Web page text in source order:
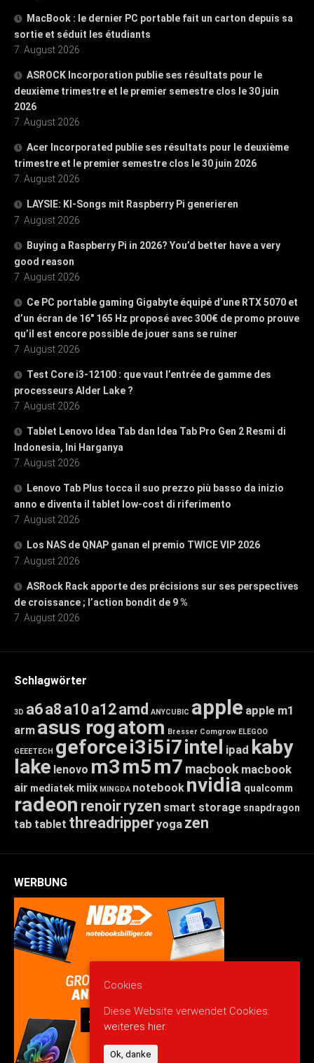
MacBook : le dernier PC portable fait un carton depuis sa
sortie et séduit les étudiants
7. August 2026
ASROCK Incorporation publie ses résultats pour le
deuxième trimestre et le premier semestre clos le 30 juin
2026
7. August 2026
Acer Incorporated publie ses résultats pour le deuxième
trimestre et le premier semestre clos le 30 juin 2026
7. August 2026
LAYSIE: KI-Songs mit Raspberry Pi generieren
7. August 2026
Buying a Raspberry Pi in 2026? You’d better have a very
good reason
7. August 2026
Ce PC portable gaming Gigabyte équipé d’une RTX 5070 et
d’un écran de 16″ 165 Hz proposé avec 300€ de promo prouve
qu’il est encore possible de jouer sans se ruiner
7. August 2026
Test Core i3-12100 : que vaut l’entrée de gamme des
processeurs Alder Lake ?
7. August 2026
Tablet Lenovo Idea Tab dan Idea Tab Pro Gen 2 Resmi di
Indonesia, Ini Harganya
7. August 2026
Lenovo Tab Plus tocca il suo prezzo più basso da inizio
anno e diventa il tablet low-cost di riferimento
7. August 2026
Los NAS de QNAP ganan el premio TWICE VIP 2026
7. August 2026
ASRock Rack apporte des précisions sur ses perspectives
de croissance ; l’action bondit de 9 %
7. August 2026
Schlagwörter
3D a6a8 a10 a12amd ANYCUBIC apple apple m1
arm asus rogatom Bresser Comgrow ELEGOO
GEEETECH geforcei3i5i7intel ipad kaby
lake lenovo m3m5m7 macbook macbook
air mediatek miix MINGDA notebook nvidia qualcomm
radeon renoirryzen smart storage snapdragon
tab tablet threadripperyoga zen
WERBUNG
Cookies
Diese Website verwendet Cookies:
weiteres hier.
Ok, danke